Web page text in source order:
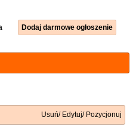
Dodaj darmowe ogłoszenie
Usuń/ Edytuj/ Pozycjonuj